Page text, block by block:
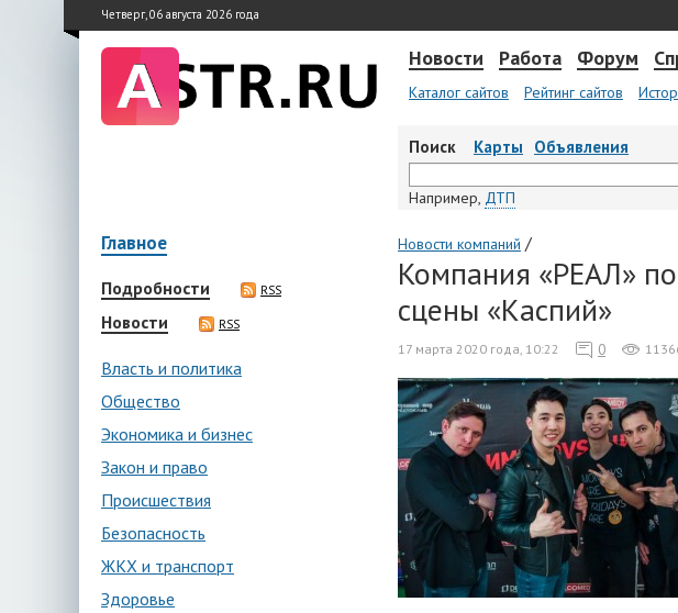
Четверг, 06 августа 2026 года
Новости Работа Форум
Каталог сайтов Рейтинг сайтов
Поиск Карты Объявления
Например, ДТП
Главное
Подробности RSS
Новости RSS
Власть и политика
Общество
Экономика и бизнес
Закон и право
Происшествия
Безопасность
ЖКХ и транспорт
Здоровье
Новости компаний /
Компания «РЕАЛ»
сцены «Каспий»
17 марта 2020 года, 10:22 0